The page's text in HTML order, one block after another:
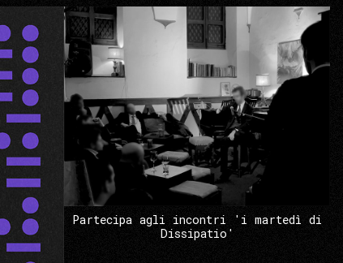
Partecipa agli incontri 'i martedì di
Dissipatio'